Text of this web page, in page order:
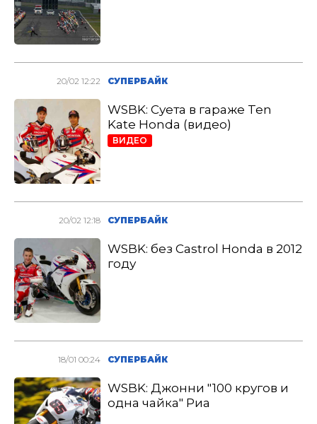
20/02 12:22 СУПЕРБАЙК
WSBK: Суета в гараже Ten
Kate Honda (видео)
ВИДЕО
20/02 12:18 СУПЕРБАЙК
WSBK: без Castrol Honda в 2012
году
18/01 00:24 СУПЕРБАЙК
WSBK: Джонни "100 кругов и
одна чайка" Риа